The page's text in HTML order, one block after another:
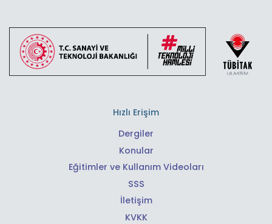
Hızlı Erişim
Dergiler
Konular
Eğitimler ve Kullanım Videoları
SSS
İletişim
KVKK